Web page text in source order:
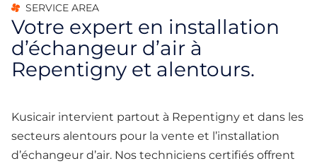
SERVICE AREA
Votre expert en installation
d’échangeur d’air à
Repentigny et alentours.
Kusicair intervient partout à Repentigny et dans les
secteurs alentours pour la vente et l’installation
d’échangeur d’air. Nos techniciens certifiés offrent